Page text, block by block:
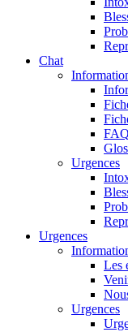
Chat
FAQ
Urgences
Urgences
Les
Urgences